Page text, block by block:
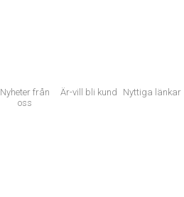
Nyheter från
oss
Är-vill bli kund Nyttiga länkar